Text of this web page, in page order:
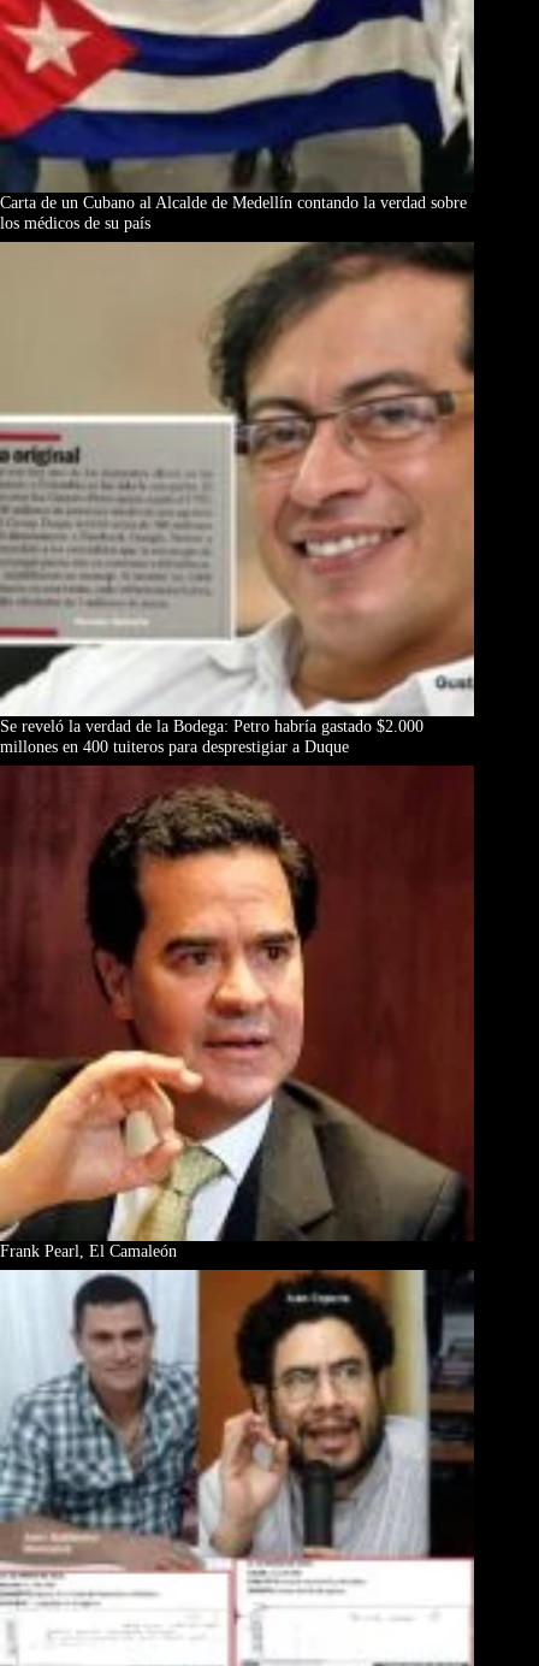
Carta de un Cubano al Alcalde de Medellín contando la verdad sobre
los médicos de su país
Se reveló la verdad de la Bodega: Petro habría gastado $2.000
millones en 400 tuiteros para desprestigiar a Duque
Frank Pearl, El Camaleón